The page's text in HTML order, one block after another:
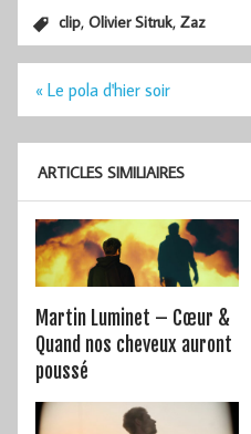
clip,Olivier Sitruk,Zaz
Navigation
« Le pola d'hier soir
ARTICLES SIMILIAIRES
Martin Luminet – Cœur &
Quand nos cheveux auront
poussé